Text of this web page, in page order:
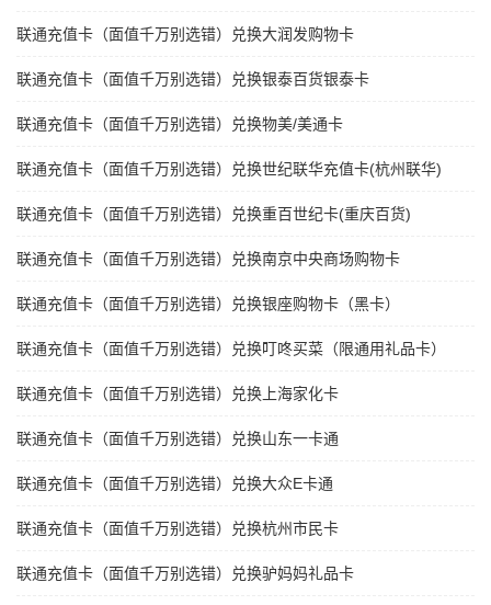
联通充值卡（面值千万别选错）兑换大润发购物卡
联通充值卡（面值千万别选错）兑换银泰百货银泰卡
联通充值卡（面值千万别选错）兑换物美/美通卡
联通充值卡（面值千万别选错）兑换世纪联华充值卡(杭州联华)
联通充值卡（面值千万别选错）兑换重百世纪卡(重庆百货)
联通充值卡（面值千万别选错）兑换南京中央商场购物卡
联通充值卡（面值千万别选错）兑换银座购物卡（黑卡）
联通充值卡（面值千万别选错）兑换叮咚买菜（限通用礼品卡）
联通充值卡（面值千万别选错）兑换上海家化卡
联通充值卡（面值千万别选错）兑换山东一卡通
联通充值卡（面值千万别选错）兑换大众E卡通
联通充值卡（面值千万别选错）兑换杭州市民卡
联通充值卡（面值千万别选错）兑换驴妈妈礼品卡